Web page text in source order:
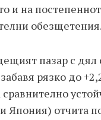
и на
обезщетения.
пазар с дял
рязко до
Япония) отчита